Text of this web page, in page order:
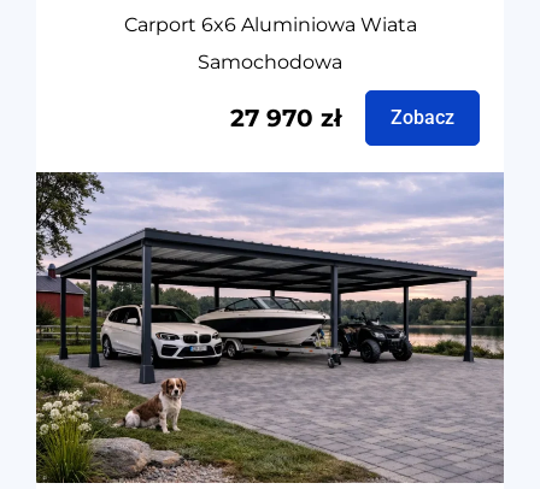
Carport 6x6 Aluminiowa Wiata
Samochodowa
27 970 zł Zobacz